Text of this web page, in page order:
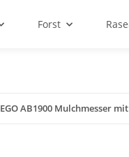
Forst
EGO AB1900 Mulchmesser